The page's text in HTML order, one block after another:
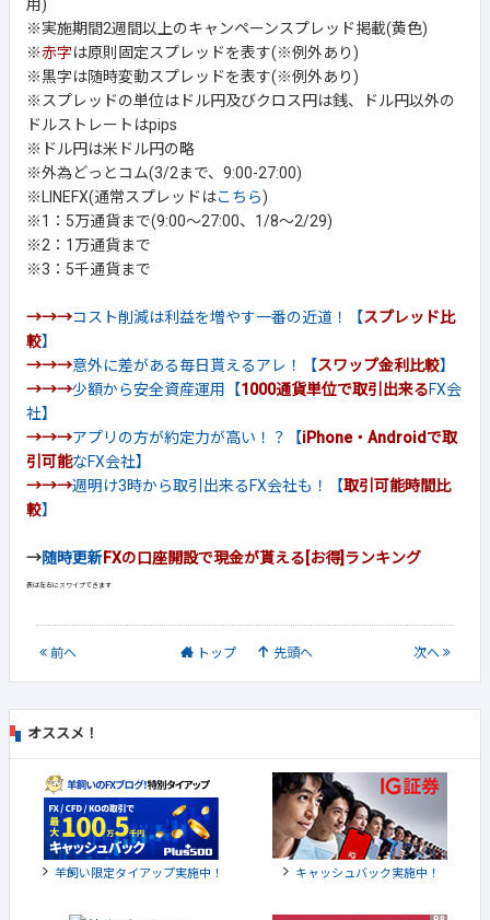
用)
※実施期間2週間以上のキャンペーンスプレッド掲載(黄色)
※赤字は原則固定スプレッドを表す(※例外あり)
※黒字は随時変動スプレッドを表す(※例外あり)
※スプレッドの単位はドル円及びクロス円は銭、ドル円以外の
ドルストレートはpips
※ドル円は米ドル円の略
※外為どっとコム(3/2まで、9:00-27:00)
※LINEFX(通常スプレッドはこちら)
※1：5万通貨まで(9:00～27:00、1/8～2/29)
※2：1万通貨まで
※3：5千通貨まで
→→→コスト削減は利益を増やす一番の近道！【スプレッド比
較】
→→→意外に差がある毎日貰えるアレ！【スワップ金利比較】
→→→少額から安全資産運用【1000通貨単位で取引出来るFX会
社】
→→→アプリの方が約定力が高い！？【iPhone・Androidで取
引可能なFX会社】
→→→週明け3時から取引出来るFX会社も！【取引可能時間比
較】
→随時更新FXの口座開設で現金が貰える[お得]ランキング
前へ トップ 先頭へ 次へ
オススメ！
羊飼い限定タイアップ実施中！ キャッシュバック実施中！